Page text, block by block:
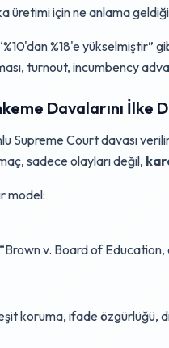
üretimi için ne anlama
%18'e yükselmiştir”
turnout, incumbency
Davalarını İlke
Supreme Court davası
sadece olayları değil,
model:
v. Board of Education,
koruma, ifade özgürlüğü,